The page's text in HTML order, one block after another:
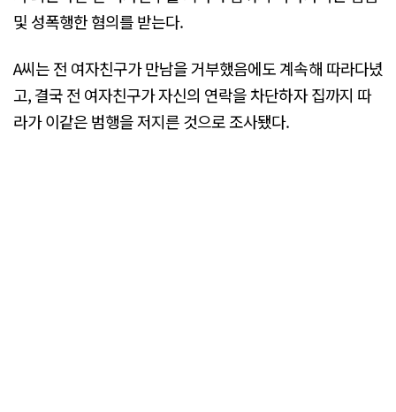
및 성폭행한 혐의를 받는다.
A씨는 전 여자친구가 만남을 거부했음에도 계속해 따라다녔
고, 결국 전 여자친구가 자신의 연락을 차단하자 집까지 따
라가 이같은 범행을 저지른 것으로 조사됐다.